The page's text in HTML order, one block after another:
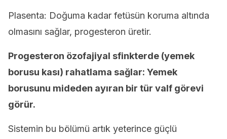
Plasenta: Doğuma kadar fetüsün koruma altında
olmasını sağlar, progesteron üretir.
Progesteron özofajiyal sfinkterde (yemek
borusu kası) rahatlama sağlar: Yemek
borusunu mideden ayıran bir tür valf görevi
görür.
Sistemin bu bölümü artık yeterince güçlü